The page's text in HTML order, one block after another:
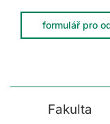
formulář pro
Fakulta